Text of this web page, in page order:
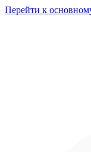
Перейти к